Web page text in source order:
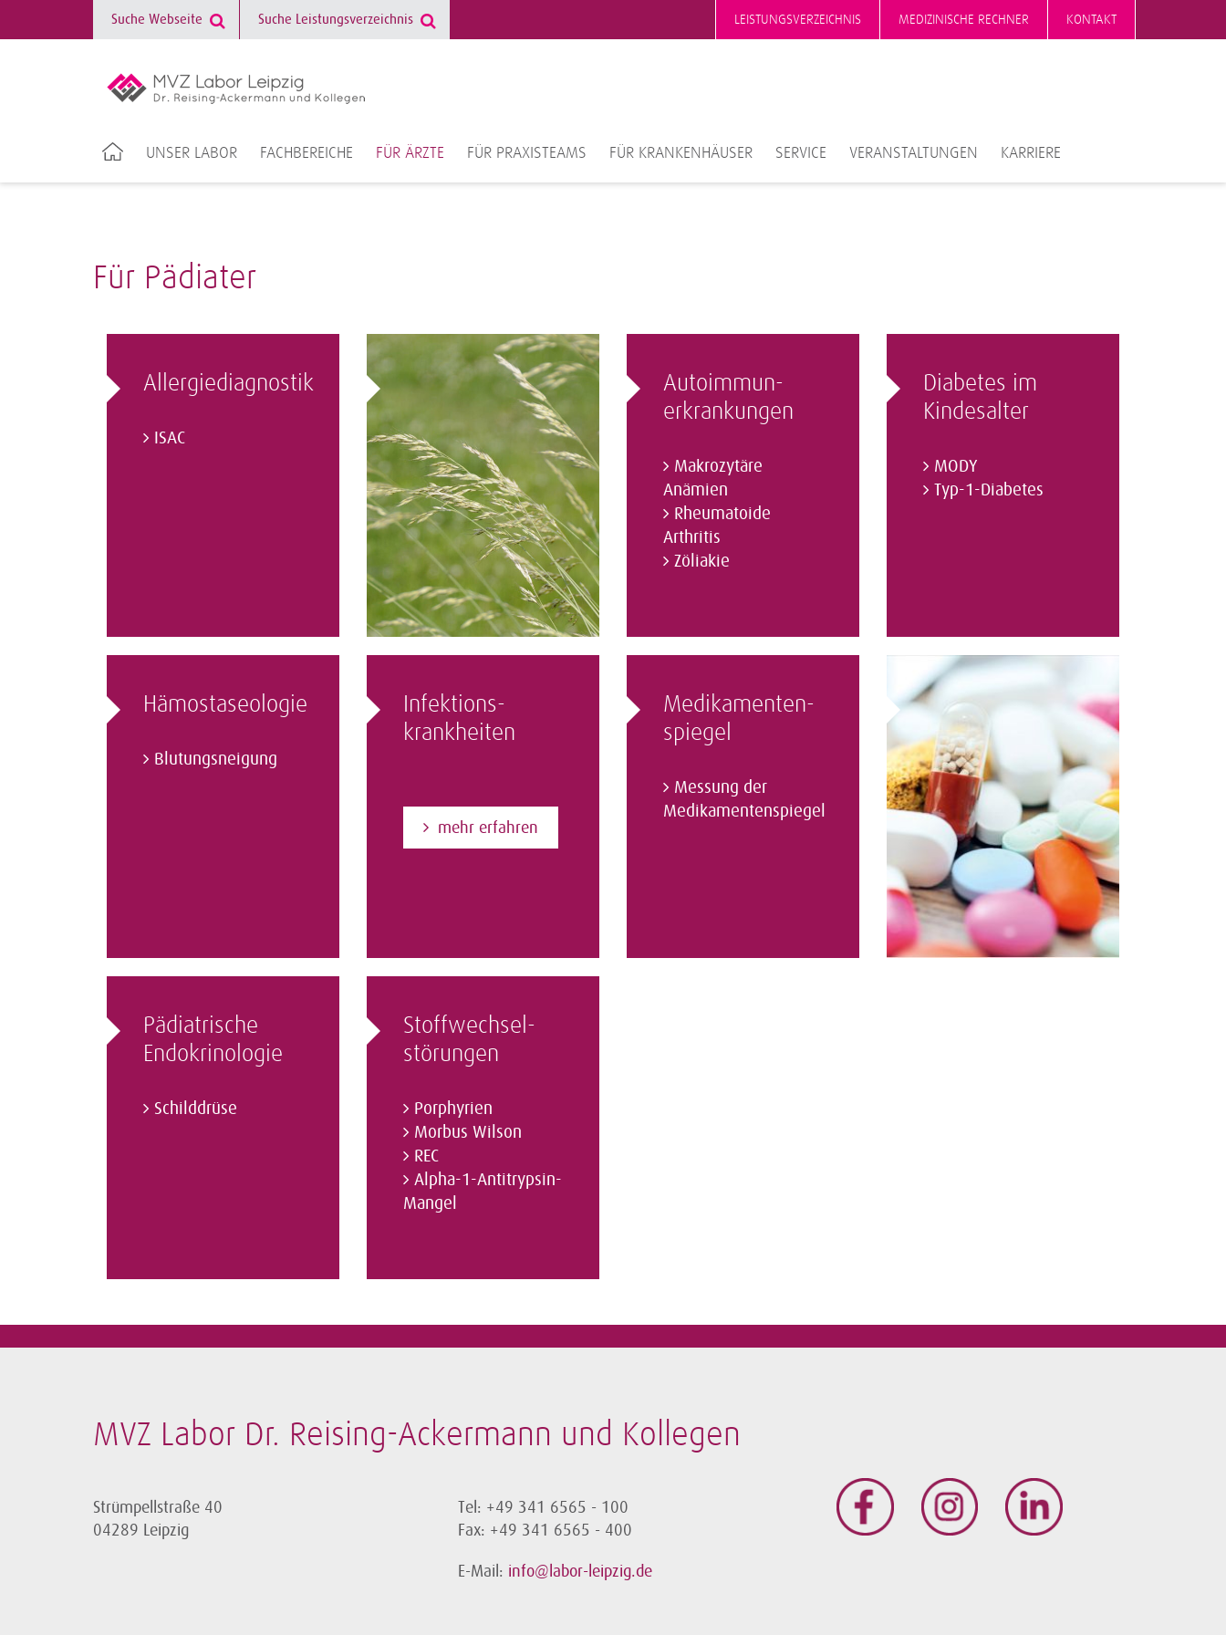
LEISTUNGSVERZEICHNIS MEDIZINISCHE RECHNER KONTAKT
UNSER LABOR FACHBEREICHE FÜR ÄRZTE FÜR PRAXISTEAMS FÜR KRANKENHÄUSER SERVICE VERANSTALTUNGEN KARRIERE
Für Pädiater
Allergiediagnostik
ISAC
Hämostaseologie
Blutungsneigung
Pädiatrische
Endokrinologie
Schilddrüse
Infektions­
krankheiten
mehr erfahren
Stoffwechsel­
störungen
Porphyrien
Morbus Wilson
REC
Alpha-1-Antitrypsin-
Mangel
Autoimmun­
erkrankungen
Makrozytäre
Anämien
Rheumatoide
Arthritis
Zöliakie
Medikamenten­
spiegel
Messung der
Medikamentenspiegel
Diabetes im
Kindesalter
MODY
Typ-1-Diabetes
MVZ Labor Dr. Reising-Ackermann und Kollegen
Strümpellstraße 40
04289 Leipzig
Tel: +49 341 6565 - 100
Fax: +49 341 6565 - 400
E-Mail: info@labor-leipzig.de